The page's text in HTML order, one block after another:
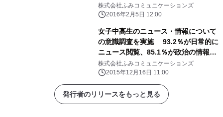
に
株式会社ふみコミュニケーションズ
2016年2月5日 12:00
女子中高生のニュース・情報について
の意識調査を実施 93.2％が日常的に
ニュース閲覧、85.1％が政治の情報の
必要性感じる
株式会社ふみコミュニケーションズ
2015年12月16日 11:00
発行者のリリースをもっと見る